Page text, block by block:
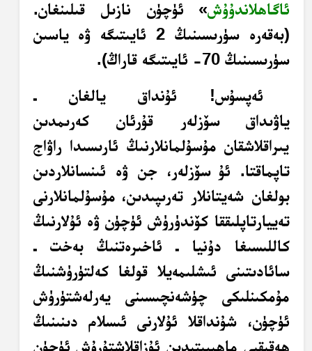
ئاگاھلاندۇۇش»
ئۈچۈن نازىل قىلىنغان.
(بەقەرە سۈرىسىنىڭ 2 ئايىتىگە ۋە ياسىن
سۈرىسىنىڭ 70- ئايىتىگە قاراڭ).
ئەپسۇس! ئۇنداق يالغان ـ
ياۋىداق
سۆزلەر قۇرئان كەرىمدىن
يىراقلاشقان مۇسۇلمانلارنىڭ ئارىسىدا راۋاج
تاپماقتا. ئۇ سۆزلەر، جن ۋە ئىنسانلاردىن
بولغان شەيتانلار تەرىپىدىن، مۇسۇلمانلارنى
تەييارتاپلىققا كۆندۈرۈش ئۈچۈن ۋە ئۇلارنىڭ
كاللىسىغا دۇنيا ـ ئاخىرەتنىڭ بەخت ـ
سائادىتىنى ئىشلىمەيلا قولغا كەلتۈرۈشنىڭ
مۇمكىنلىكى چۈشەنچىسىنى يەرلەشتۈرۈش
ئۈچۈن، شۇنداقلا ئۇلارنى ئىسلام دىنىنىڭ
ھەقىقىي ماھىيىتىدىن ئۇزاقلاشتۇرۇش ئۈچۈن